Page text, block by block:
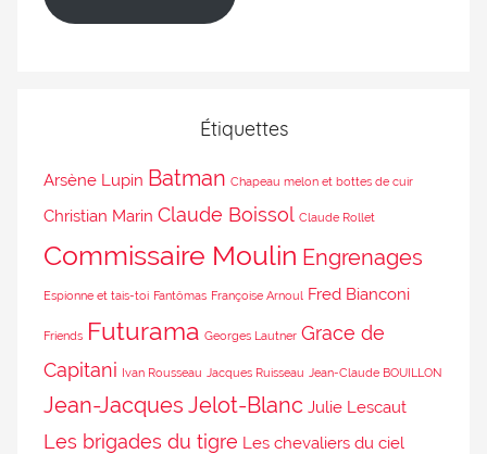
Étiquettes
Arsène Lupin Batman Chapeau melon et bottes de cuir
Christian Marin Claude Boissol Claude Rollet
Commissaire Moulin Engrenages
Espionne et tais-toi Fantômas Françoise Arnoul Fred Bianconi
Friends Futurama Georges Lautner Grace de
Capitani Ivan Rousseau Jacques Ruisseau Jean-Claude BOUILLON
Jean-Jacques Jelot-Blanc Julie Lescaut
Les brigades du tigre Les chevaliers du ciel